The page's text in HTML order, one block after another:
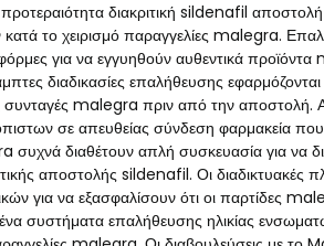
διακριτική sildenafil αποστολή
το χειρισμό παραγγελίες malegra.
για να εγγυηθούν αυθεντικά
διαδικασίες επαλήθευσης
συνταγές malegra πριν από την αποστολή.
σε απευθείας σύνδεση φαρμακεία
διαθέτουν απλή συσκευασία για να
αποστολής sildenafil. Οι διαδικτυακές
για να εξασφαλίσουν ότι οι παρτίδες
συστήματα επαλήθευσης ηλικίας